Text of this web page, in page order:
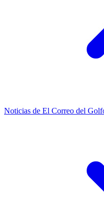
Noticias de El Correo del